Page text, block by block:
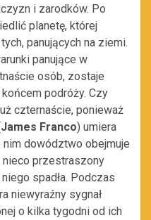
i zarodków. Po
planetę, której
panujących na ziemi.
panujące w
osób, zostaje
podróży. Czy
czternaście, ponieważ
James Franco) umiera
dowództwo obejmuje
nieco przestraszony
spadła. Podczas
niewyraźny sygnał
o kilka tygodni od ich